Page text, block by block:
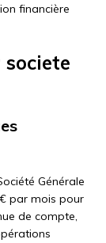
financière
Générale
par mois pour
de compte,